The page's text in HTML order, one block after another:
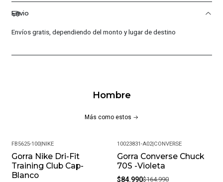
Envio
Envíos gratis, dependiendo del monto y lugar de destino
Hombre
Más como estos
FB5625-100|NIKE
Gorra Nike Dri-Fit
Training Club Cap-
Blanco
-48%
10023831-A02|CONVERSE
Gorra Converse Chuck
70S -Violeta
$84.990$164.990